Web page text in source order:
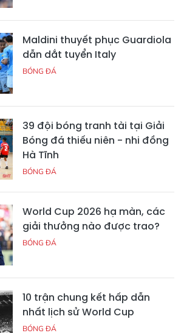
Maldini thuyết phục Guardiola
dẫn dắt tuyển Italy
BÓNG ĐÁ
39 đội bóng tranh tài tại Giải
Bóng đá thiếu niên - nhi đồng
Hà Tĩnh
BÓNG ĐÁ
World Cup 2026 hạ màn, các
giải thưởng nào được trao?
BÓNG ĐÁ
10 trận chung kết hấp dẫn
nhất lịch sử World Cup
BÓNG ĐÁ